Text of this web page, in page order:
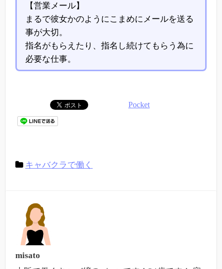
【営業メール】
まるで彼女かのようにこまめにメールを送る
事が大切。
指名がもらえたり、指名し続けてもらう為に
必要な仕事。
Pocket
キャバクラで働く
misato